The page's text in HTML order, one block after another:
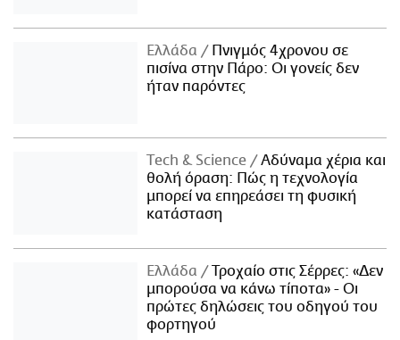
Ελλάδα
Πνιγμός 4χρονου σε
πισίνα στην Πάρο: Οι γονείς δεν
ήταν παρόντες
Τech & Science
Αδύναμα χέρια και
θολή όραση: Πώς η τεχνολογία
μπορεί να επηρεάσει τη φυσική
κατάσταση
Ελλάδα
Τροχαίο στις Σέρρες: «Δεν
μπορούσα να κάνω τίποτα» - Οι
πρώτες δηλώσεις του οδηγού του
φορτηγού